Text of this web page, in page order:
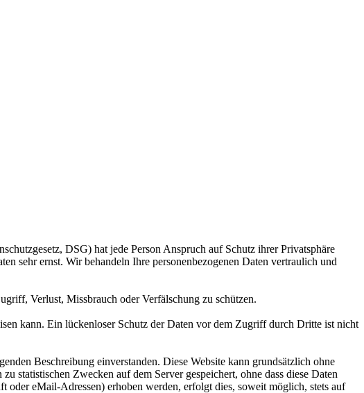
DSG) hat jede Person Anspruch auf Schutz ihrer Privatsphäre
sehr ernst. Wir behandeln Ihre personenbezogenen Daten vertraulich und
Verlust, Missbrauch oder Verfälschung zu schützen.
kann. Ein lückenloser Schutz der Daten vor dem Zugriff durch Dritte ist nicht
Beschreibung einverstanden. Diese Website kann grundsätzlich ohne
statistischen Zwecken auf dem Server gespeichert, ohne dass diese Daten
oder eMail-Adressen) erhoben werden, erfolgt dies, soweit möglich, stets auf